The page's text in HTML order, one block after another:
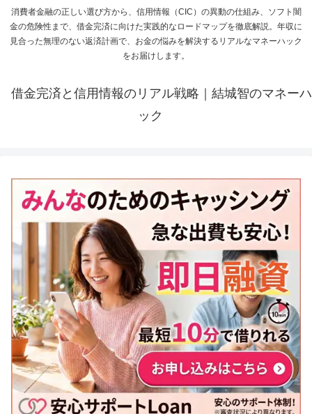
消費者金融の正しい選び方から、信用情報（CIC）の異動の仕組み、ソフト闇
金の危険性まで、借金完済に向けた実践的なロードマップを徹底解説。年収に
見合った無理のない返済計画で、お金の悩みを解決するリアルなマネーハック
をお届けします。
借金完済と信用情報のリアル戦略｜結城智のマネーハ
ック